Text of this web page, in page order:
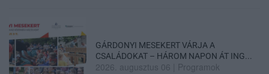
GÁRDONYI MESEKERT VÁRJA A
CSALÁDOKAT – HÁROM NAPON ÁT ING...
2026. augusztus 06 Programok